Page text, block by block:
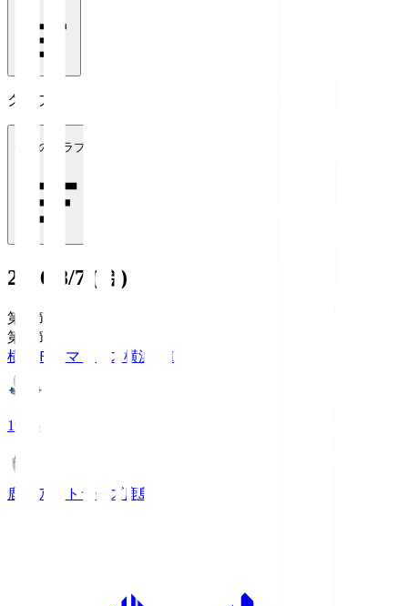
クラブ
全てのクラブ
2026/8/7 (金)
第1節
第1節
横浜Ｆ・マリノス横浜FM
19:26
鹿島アントラーズ鹿島